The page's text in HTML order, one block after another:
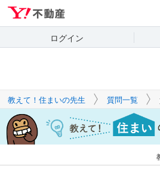
ログイン
教えて！住まいの先生 質問一覧